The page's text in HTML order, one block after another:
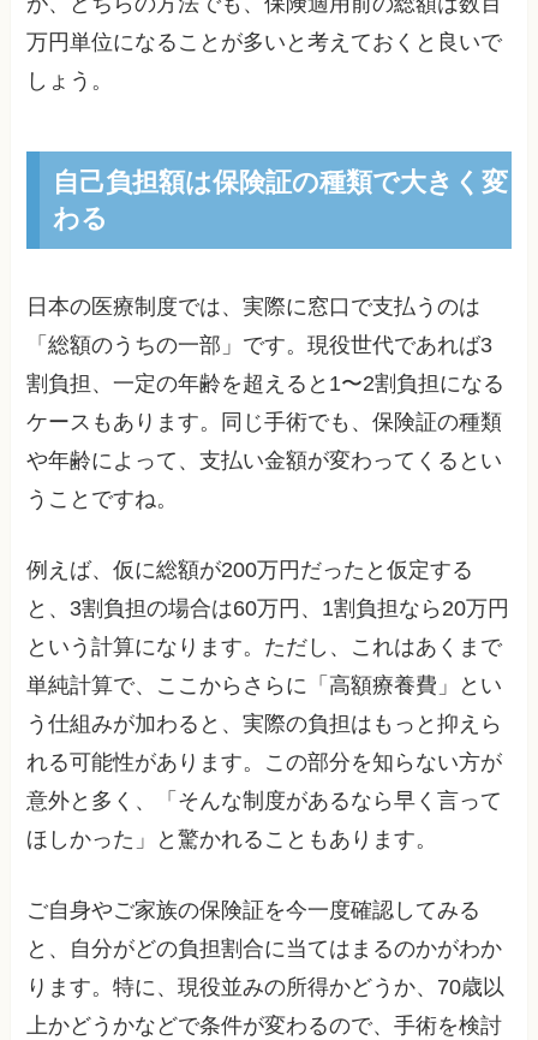
万円単位になることが多いと考えておくと良いで
しょう。
自己負担額は保険証の種類で大きく変
わる
日本の医療制度では、実際に窓口で支払うのは
「総額のうちの一部」です。現役世代であれば3
割負担、一定の年齢を超えると1〜2割負担になる
ケースもあります。同じ手術でも、保険証の種類
や年齢によって、支払い金額が変わってくるとい
うことですね。
例えば、仮に総額が200万円だったと仮定する
と、3割負担の場合は60万円、1割負担なら20万円
という計算になります。ただし、これはあくまで
単純計算で、ここからさらに「高額療養費」とい
う仕組みが加わると、実際の負担はもっと抑えら
れる可能性があります。この部分を知らない方が
意外と多く、「そんな制度があるなら早く言って
ほしかった」と驚かれることもあります。
ご自身やご家族の保険証を今一度確認してみる
と、自分がどの負担割合に当てはまるのかがわか
ります。特に、現役並みの所得かどうか、70歳以
上かどうかなどで条件が変わるので、手術を検討